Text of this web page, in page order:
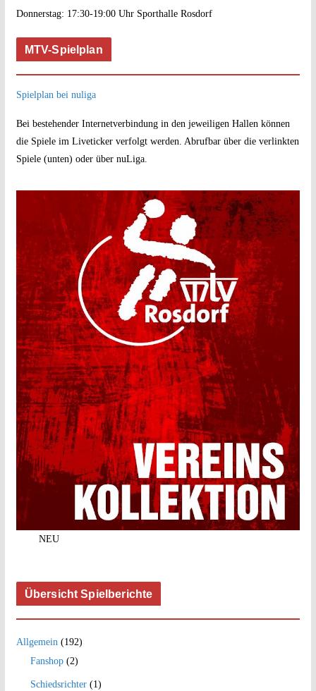
Donnerstag: 17:30-19:00 Uhr Sporthalle Rosdorf
MTV-Spielplan
Spielplan bei nuliga
Bei bestehender Internetverbindung in den jeweiligen Hallen können
die Spiele im Liveticker verfolgt werden. Abrufbar über die verlinkten
Spiele (unten) oder über nuLiga.
NEU
Übersicht Spielberichte
Allgemein(192)
Fanshop(2)
Schiedsrichter(1)